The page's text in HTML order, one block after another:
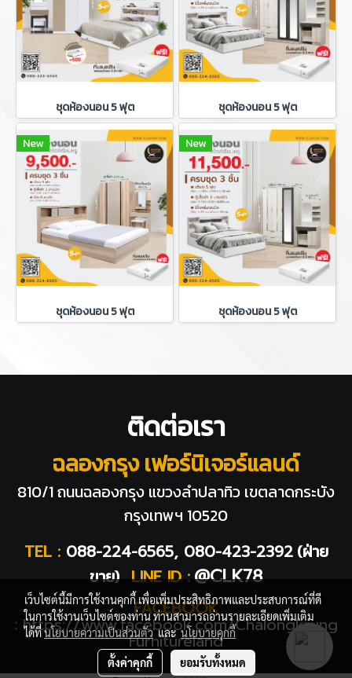
ชุดห้องนอน 5 ฟุต ชุดห้องนอน 5 ฟุต
New
ชุดห้องนอน 5 ฟุต
New
ชุดห้องนอน 5 ฟุต
ติดต่อเรา
ฉลองกรุง เฟอร์นิเจอร์แลนด์
810/1 ถนนฉลองกรุง แขวงลำปลาทิว เขตลาดกระบัง
กรุงเทพฯ 10520
TEL : 088-224-6565, 080-423-2392 (ฝ่าย
ขาย) LINE ID : @CLK78
FACEBOOK
: https://www.facebook.com/Chalongkrung
Furnitureland
เว็บไซต์นี้มีการใช้งานคุกกี้ เพื่อเพิ่มประสิทธิภาพและประสบการณ์ที่ดี
ในการใช้งานเว็บไซต์ของท่าน ท่านสามารถอ่านรายละเอียดเพิ่มเติม
ได้ที่นโยบายความเป็นส่วนตัวและนโยบายคุกกี้
ตั้งค่าคุกกี้ ยอมรับทั้งหมด